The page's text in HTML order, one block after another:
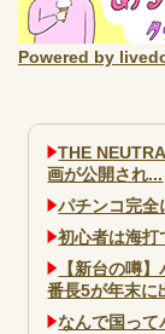
Powered by
THE
画が公開され...
パチンコ完全
初心者は海打
【新台の噂
番長5が年末に
なんで国って